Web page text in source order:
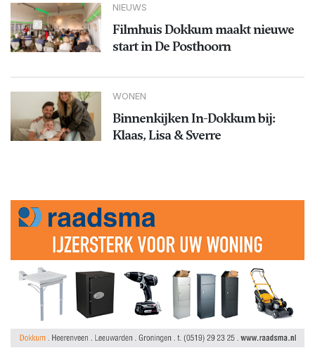
NIEUWS
Filmhuis Dokkum maakt nieuwe
start in De Posthoorn
WONEN
Binnenkijken In-Dokkum bij:
Klaas, Lisa & Sverre